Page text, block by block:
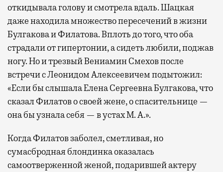
откидывала голову и смотрела вдаль. Шацкая
даже находила множество пересечений в жизни
Булгакова и Филатова. Вплоть до того, что оба
страдали от гипертонии, а сидеть любили, поджав
ногу. Но и трезвый Вениамин Смехов после
встречи с Леонидом Алексеевичем подытожил:
«Если бы слышала Елена Сергеевна Булгакова, что
сказал Филатов о своей жене, о спасительнице —
она бы узнала себя — в устах М. А.».
Когда Филатов заболел, сметливая, но
сумасбродная блондинка оказалась
самоотверженной женой, подарившей актеру